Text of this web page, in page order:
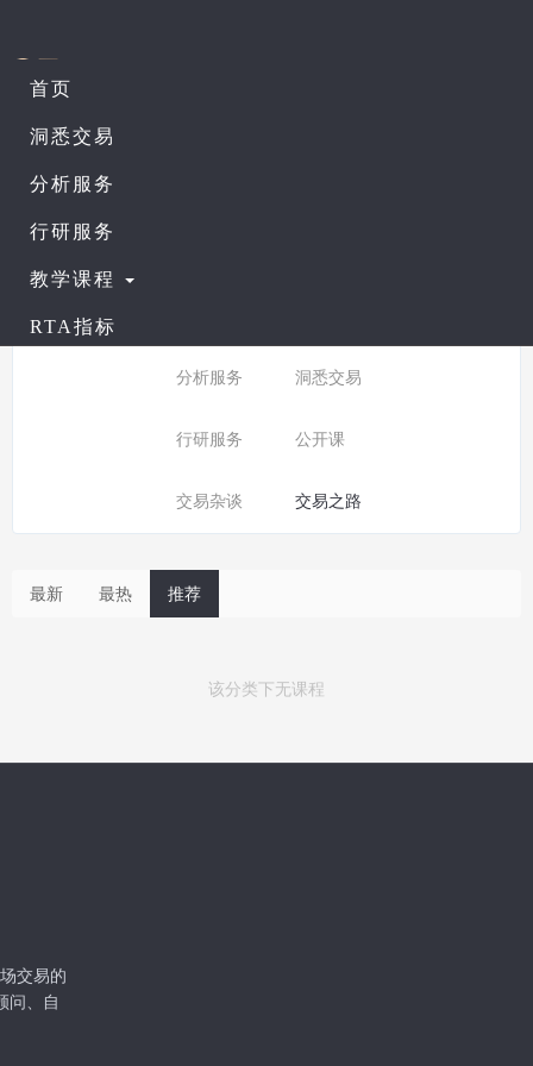
首页
洞悉交易
分析服务
行研服务
教学课程
RTA指标
课程列表
所有分类：
分析服务 洞悉交易
行研服务 公开课
交易杂谈 交易之路
最新 最热 推荐
该分类下无课程
交易的
问、自